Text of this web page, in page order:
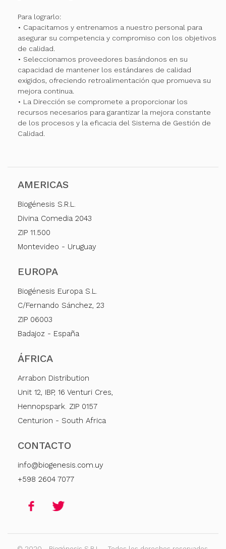
Para lograrlo:
• Capacitamos y entrenamos a nuestro personal para
asegurar su competencia y compromiso con los objetivos
de calidad.
• Seleccionamos proveedores basándonos en su
capacidad de mantener los estándares de calidad
exigidos, ofreciendo retroalimentación que promueva su
mejora continua.
• La Dirección se compromete a proporcionar los
recursos necesarios para garantizar la mejora constante
de los procesos y la eficacia del Sistema de Gestión de
Calidad.
AMERICAS
Biogénesis S.R.L.
Divina Comedia 2043
ZIP 11.500
Montevideo - Uruguay
EUROPA
Biogénesis Europa S.L.
C/Fernando Sánchez, 23
ZIP 06003
Badajoz - España
ÁFRICA
Arrabon Distribution
Unit 12, IBP, 16 Venturi Cres,
Hennopspark. ZIP 0157
Centurion - South Africa
CONTACTO
info@biogenesis.com.uy
+598 2604 7077